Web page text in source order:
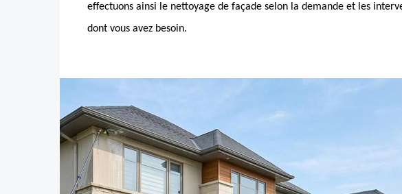
effectuons ainsi le nettoyage de façade selon la demande et les
dont vous avez besoin.